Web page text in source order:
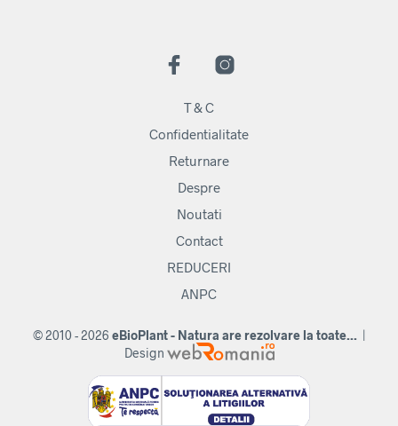
T & C
Confidentialitate
Returnare
Despre
Noutati
Contact
REDUCERI
ANPC
© 2010 - 2026 eBioPlant - Natura are rezolvare la toate... |
Design